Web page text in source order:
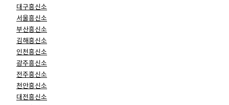
대구흥신소
서울흥신소
부산흥신소
김해흥신소
인천흥신소
광주흥신소
전주흥신소
천안흥신소
대전흥신소